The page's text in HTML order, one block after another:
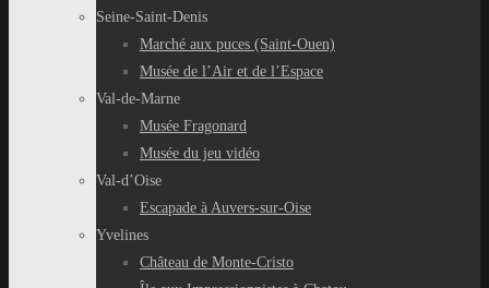
Seine-Saint-Denis
Marché aux puces (Saint-Ouen)
Musée de l’Air et de l’Espace
Val-de-Marne
Musée Fragonard
Musée du jeu vidéo
Val-d’Oise
Escapade à Auvers-sur-Oise
Yvelines
Château de Monte-Cristo